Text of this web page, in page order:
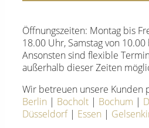
Öffnungszeiten: Montag bis
18.00 Uhr, Samstag von
Ansonsten sind flexible
außerhalb dieser Zeiten
Wir betreuen unsere Kunden
Berlin | Bocholt | Bochum |
Düsseldorf| Essen |